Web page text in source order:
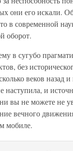
они его искали.
в современной
оборот.
в сугубо
без
веков назад
наступила, и
вы не можете не
вечного
мобиле.